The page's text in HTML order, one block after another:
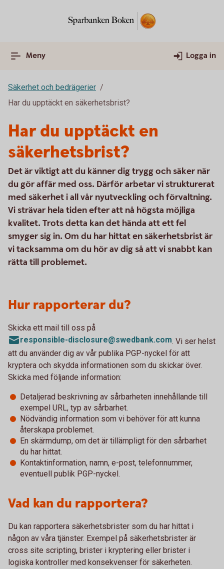
Meny Logga in
Säkerhet och bedrägerier
Har du upptäckt en säkerhetsbrist?
Har du upptäckt en
säkerhetsbrist?
Det är viktigt att du känner dig trygg och säker när
du gör affär med oss. Därför arbetar vi strukturerat
med säkerhet i all vår nyutveckling och förvaltning.
Vi strävar hela tiden efter att nå högsta möjliga
kvalitet. Trots detta kan det hända att ett fel
smyger sig in. Om du har hittat en säkerhetsbrist är
vi tacksamma om du hör av dig så att vi snabbt kan
rätta till problemet.
Hur rapporterar du?
Skicka ett mail till oss på
responsible-disclosure@swedbank.com. Vi ser helst
att du använder dig av vår publika PGP-nyckel för att
kryptera och skydda informationen som du skickar över.
Skicka med följande information:
Detaljerad beskrivning av sårbarheten innehållande till
exempel URL, typ av sårbarhet.
Nödvändig information som vi behöver för att kunna
återskapa problemet.
En skärmdump, om det är tillämpligt för den sårbarhet
du har hittat.
Kontaktinformation, namn, e-post, telefonnummer,
eventuell publik PGP-nyckel.
Vad kan du rapportera?
Du kan rapportera säkerhetsbrister som du har hittat i
någon av våra tjänster. Exempel på säkerhetsbrister är
cross site scripting, brister i kryptering eller brister i
logiska kontroller med konsekvenser för säkerheten.